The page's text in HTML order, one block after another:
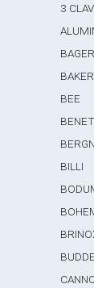
3
BAGER
BEE
BILLI